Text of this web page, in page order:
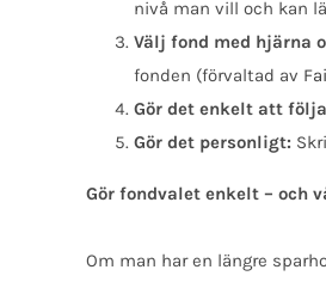
nivå man vill och kan
Välj fond med hjärna
fonden (förvaltad av
Gör det enkelt att
Gör det personligt:
Gör fondvalet enkelt – och
Om man har en längre